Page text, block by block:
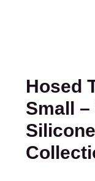
Hosed
Small